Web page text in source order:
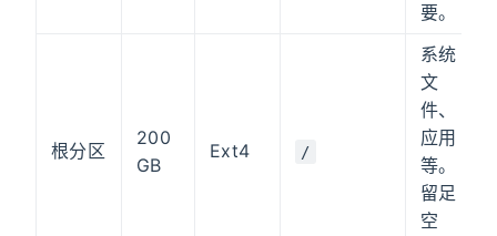
要。
根分区
200
GB
Ext4 /
系统
文
件、
应用
等。
留足
空